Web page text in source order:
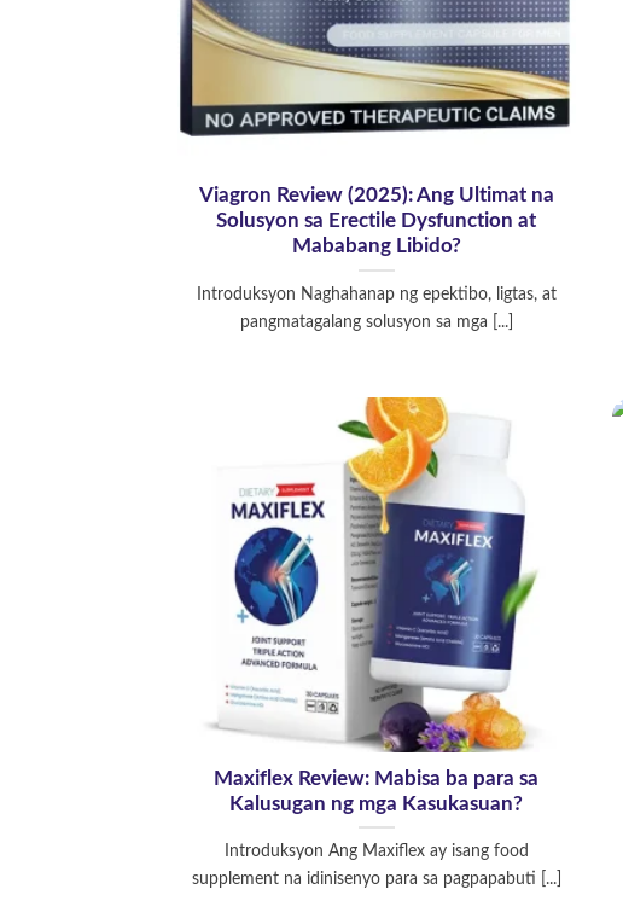
Viagron Review (2025): Ang Ultimat na
Solusyon sa Erectile Dysfunction at
Mababang Libido?
Introduksyon Naghahanap ng epektibo, ligtas, at
pangmatagalang solusyon sa mga [...]
Maxiflex Review: Mabisa ba para sa
Kalusugan ng mga Kasukasuan?
Introduksyon Ang Maxiflex ay isang food
supplement na idinisenyo para sa pagpapabuti [...]